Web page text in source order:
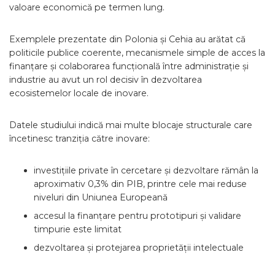
valoare economică pe termen lung.
Exemplele prezentate din Polonia și Cehia au arătat că
politicile publice coerente, mecanismele simple de acces la
finanțare și colaborarea funcțională între administrație și
industrie au avut un rol decisiv în dezvoltarea
ecosistemelor locale de inovare.
Datele studiului indică mai multe blocaje structurale care
încetinesc tranziția către inovare:
investițiile private în cercetare și dezvoltare rămân la
aproximativ 0,3% din PIB, printre cele mai reduse
niveluri din Uniunea Europeană
accesul la finanțare pentru prototipuri și validare
timpurie este limitat
dezvoltarea și protejarea proprietății intelectuale